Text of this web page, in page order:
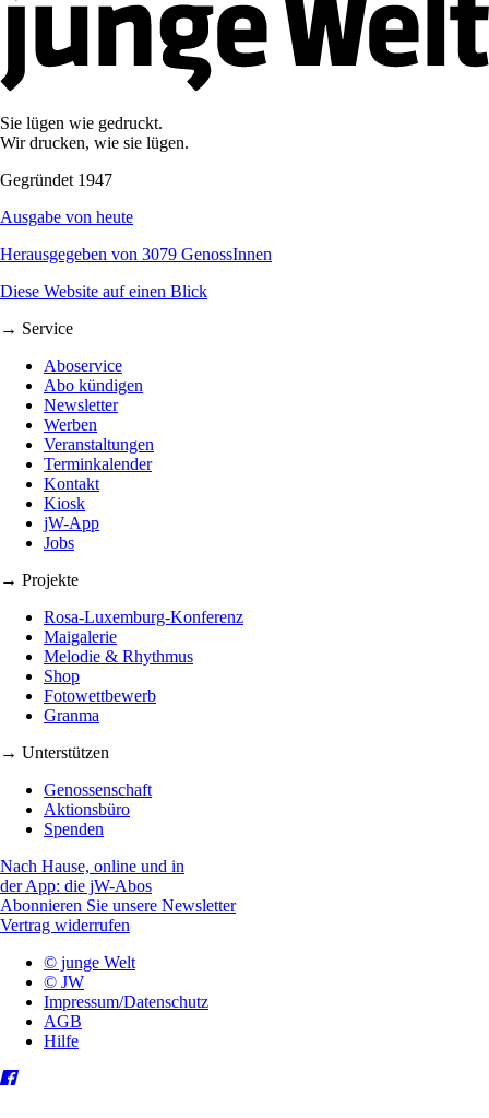
Sie lügen wie gedruckt.
Wir drucken, wie sie lügen.
Gegründet 1947
Ausgabe von heute
Herausgegeben von 3079 GenossInnen
Diese Website auf einen Blick
→ Service
Aboservice
Abo kündigen
Newsletter
Werben
Veranstaltungen
Terminkalender
Kontakt
Kiosk
jW-App
Jobs
→ Projekte
Rosa-Luxemburg-Konferenz
Maigalerie
Melodie & Rhythmus
Shop
Fotowettbewerb
Granma
→ Unterstützen
Genossenschaft
Aktionsbüro
Spenden
Nach Hause, online und in
der App: die jW-Abos
Abonnieren Sie unsere Newsletter
Vertrag widerrufen
© junge Welt
© JW
Impressum/Datenschutz
AGB
Hilfe